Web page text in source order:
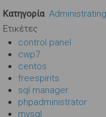
Κατηγορία
Ετικέτες
control panel
cwp7
centos
freespirits
sql manager
phpadministrator
mysql